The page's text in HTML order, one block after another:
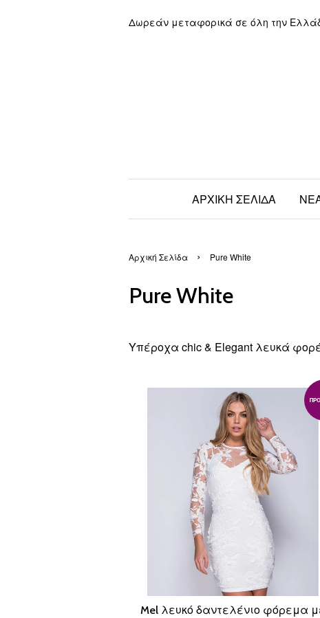
Δωρεάν μεταφορικά σε όλη την
ΑΡΧΙΚΗ ΣΕΛΙΔΑ
Αρχική Σελίδα › Pure White
Pure White
Υπέροχα chic & Elegant λευκά
Mel λευκό δαντελένιο φόρεμα